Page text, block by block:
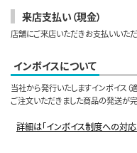
来店支払い（現金）
店舗にご来店いただきお支払いいただ
インボイスについて
当社から発行いたしますインボイス（
ご注文いただきました商品の発送が完
詳細は「インボイス制度への対応